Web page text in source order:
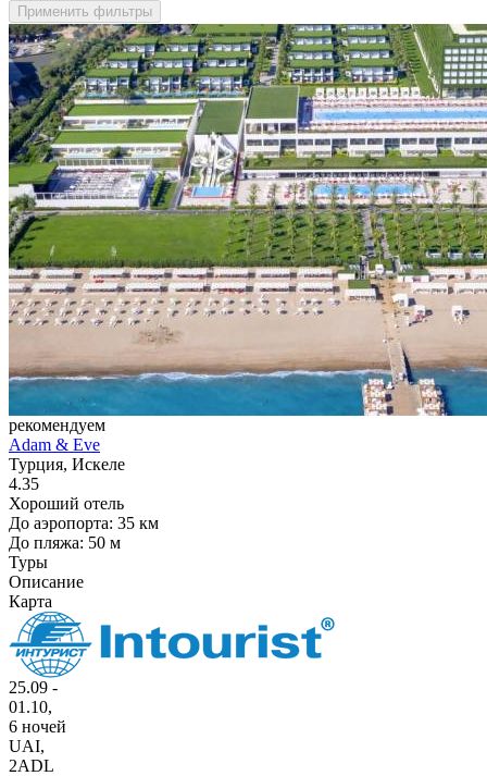
Применить фильтры
рекомендуем
Adam & Eve
Турция, Искеле
4.35
Хороший отель
До аэропорта: 35 км
До пляжа: 50 м
Туры
Описание
Карта
25.09 -
01.10,
6 ночей
UAI,
2ADL